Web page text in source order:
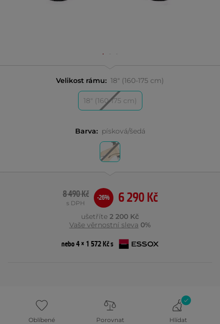
Velikost rámu: 18" (160-175 cm)
18" (160-175 cm)
Barva: písková/šedá
6 290 Kč
8 490 Kč
s DPH
-26%
ušetříte 2 200 Kč
Vaše věrnostní sleva 0%
nebo 4 × 1 572 Kč s
Oblíbené Porovnat Hlídat